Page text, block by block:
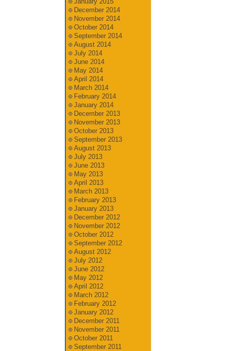
December 2014
November 2014
October 2014
September 2014
August 2014
July 2014
June 2014
May 2014
April 2014
March 2014
February 2014
January 2014
December 2013
November 2013
October 2013
September 2013
August 2013
July 2013
June 2013
May 2013
April 2013
March 2013
February 2013
January 2013
December 2012
November 2012
October 2012
September 2012
August 2012
July 2012
June 2012
May 2012
April 2012
March 2012
February 2012
January 2012
December 2011
November 2011
October 2011
September 2011